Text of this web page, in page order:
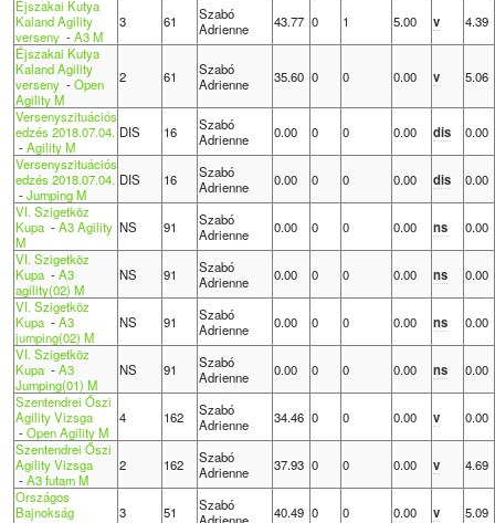
Éjszakai Kutya
Kaland Agility
verseny-A3 M
3 61
Szabó
Adrienne
43.77 0 1 5.00 v
4.39
Éjszakai Kutya
Kaland Agility
verseny-Open
Agility M
2 61
Szabó
Adrienne
35.60 0 0 0.00 v 5.06
Versenyszituációs
edzés 2018.07.04.
-Agility M
DIS 16
Szabó
Adrienne
0.00 0 0 0.00 dis
0.00
Versenyszituációs
edzés 2018.07.04.
-Jumping M
DIS 16
Szabó
Adrienne
0.00 0 0 0.00 dis
0.00
VI. Szigetköz
Kupa-A3 Agility
M
NS 91
Szabó
Adrienne
0.00 0 0 0.00 ns
0.00
VI. Szigetköz
Kupa-A3
agility(02) M
NS 91
Szabó
Adrienne
0.00 0 0 0.00 ns
0.00
VI. Szigetköz
Kupa-A3
jumping(02) M
NS 91
Szabó
Adrienne
0.00 0 0 0.00 ns
0.00
VI. Szigetköz
Kupa-A3
Jumping(01) M
NS 91
Szabó
Adrienne
0.00 0 0 0.00 ns
0.00
Szentendrei Őszi
Agility Vizsga
-Open Agility M
4 162
Szabó
Adrienne
34.46 0 0 0.00 v
0.00
Szentendrei Őszi
Agility Vizsga
-A3 futam M
2 162
Szabó
Adrienne
37.93 0 0 0.00 v
4.69
Országos
Bajnokság
3 51
Szabó
Adrienne
40.49 0 0 0.00 v
5.09